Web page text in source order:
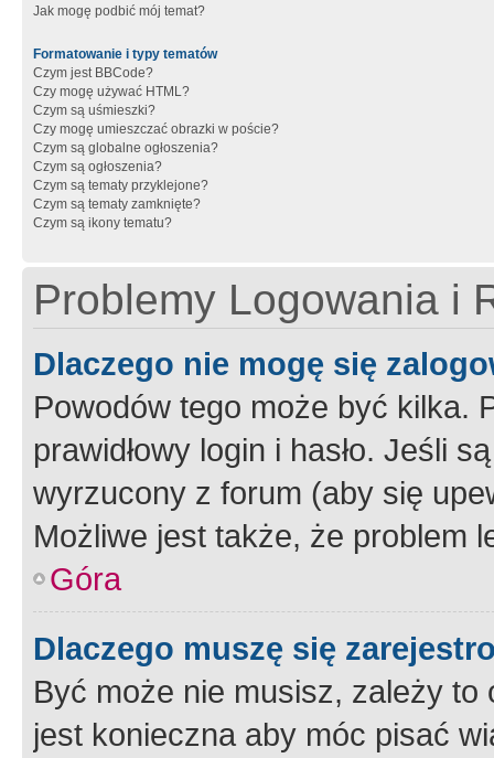
Jak mogę podbić mój temat?
Formatowanie i typy tematów
Czym jest BBCode?
Czy mogę używać HTML?
Czym są uśmieszki?
Czy mogę umieszczać obrazki w poście?
Czym są globalne ogłoszenia?
Czym są ogłoszenia?
Czym są tematy przyklejone?
Czym są tematy zamknięte?
Czym są ikony tematu?
Problemy Logowania i
Dlaczego nie mogę się
Powodów tego może być kilka.
prawidłowy login i hasło. Jeśli
wyrzucony z forum (aby się
Możliwe jest także, że problem
Góra
Dlaczego muszę się
Być może nie musisz, zależy
jest konieczna aby móc pisać